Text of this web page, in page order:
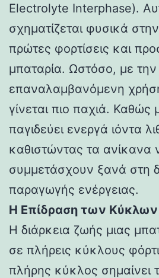
Electrolyte Interphase).
σχηματίζεται φυσικά
πρώτες φορτίσεις και
μπαταρία. Ωστόσο, με την
επαναλαμβανόμενη
γίνεται πιο παχιά. Καθώς
παγιδεύει ενεργά ιόντα
καθιστώντας τα ανίκανα
συμμετάσχουν ξανά στη
παραγωγής ενέργειας.
Η Επίδραση των Κύκλων
Η διάρκεια ζωής μιας
σε πλήρεις κύκλους
πλήρης κύκλος σημαίνει